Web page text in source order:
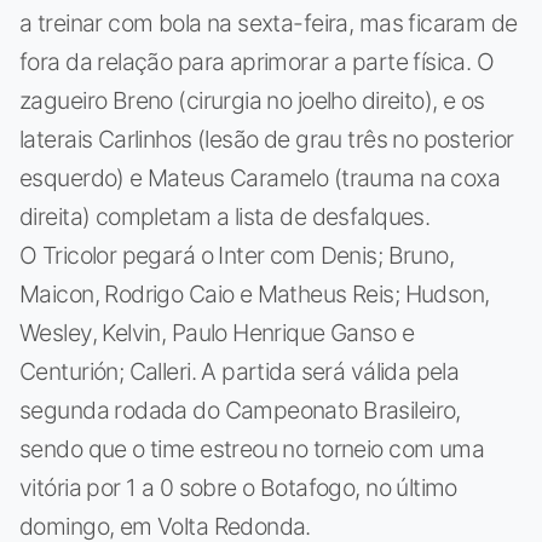
a treinar com bola na sexta-feira, mas ficaram de
fora da relação para aprimorar a parte física. O
zagueiro Breno (cirurgia no joelho direito), e os
laterais Carlinhos (lesão de grau três no posterior
esquerdo) e Mateus Caramelo (trauma na coxa
direita) completam a lista de desfalques.
O Tricolor pegará o Inter com Denis; Bruno,
Maicon, Rodrigo Caio e Matheus Reis; Hudson,
Wesley, Kelvin, Paulo Henrique Ganso e
Centurión; Calleri. A partida será válida pela
segunda rodada do Campeonato Brasileiro,
sendo que o time estreou no torneio com uma
vitória por 1 a 0 sobre o Botafogo, no último
domingo, em Volta Redonda.